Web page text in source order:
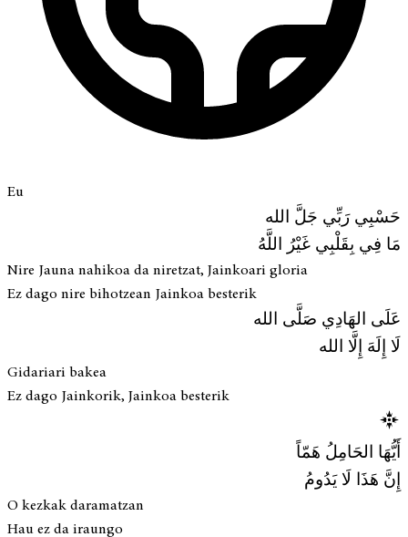
Eu
حَسْبِي رَبِّي جَلَّ الله
مَا فِي بِقَلْبِي غَيْرُ اللَّهُ
Nire Jauna nahikoa da niretzat, Jainkoari gloria
Ez dago nire bihotzean Jainkoa besterik
عَلَى الهَادِي صَلَّى الله
لَا إِلَهَ إِلَّا الله
Gidariari bakea
Ez dago Jainkorik, Jainkoa besterik
أَيُّهَا الحَامِلُ هَمّاً
إِنَّ هَذَا لَا يَدُومُ
O kezkak daramatzan
Hau ez da iraungo